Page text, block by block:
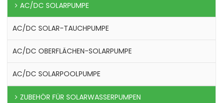
AC/DC SOLARPUMPE
AC/DC SOLAR-TAUCHPUMPE
AC/DC OBERFLÄCHEN-SOLARPUMPE
AC/DC SOLARPOOLPUMPE
ZUBEHÖR FÜR SOLARWASSERPUMPEN